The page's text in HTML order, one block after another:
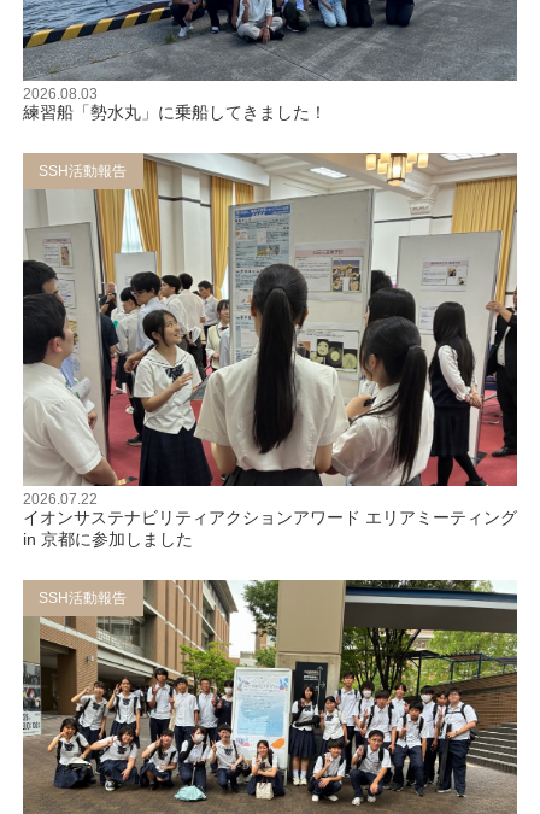
2026.08.03
練習船「勢水丸」に乗船してきました！
SSH活動報告
2026.07.22
イオンサステナビリティアクションアワード エリアミーティング
in 京都に参加しました
SSH活動報告